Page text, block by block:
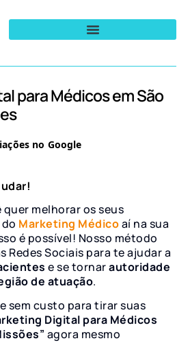
para Médicos em São
melhorar os seus
Marketing Médicoaí na sua
é possível! Nosso método
Redes Sociais para te ajudar a
e se tornarautoridade
de atuação.
sem custo para tirar suas
Digital para Médicos
agora mesmo